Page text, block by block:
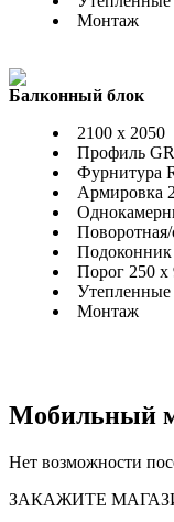
Монтаж
Балконный блок
2100 x 2050
Профиль
Фурнитура
Армировка
Подоконник
Порог 250 x
Утепленные
Монтаж
Мобильный
Нет возможности
ЗАКАЖИТЕ